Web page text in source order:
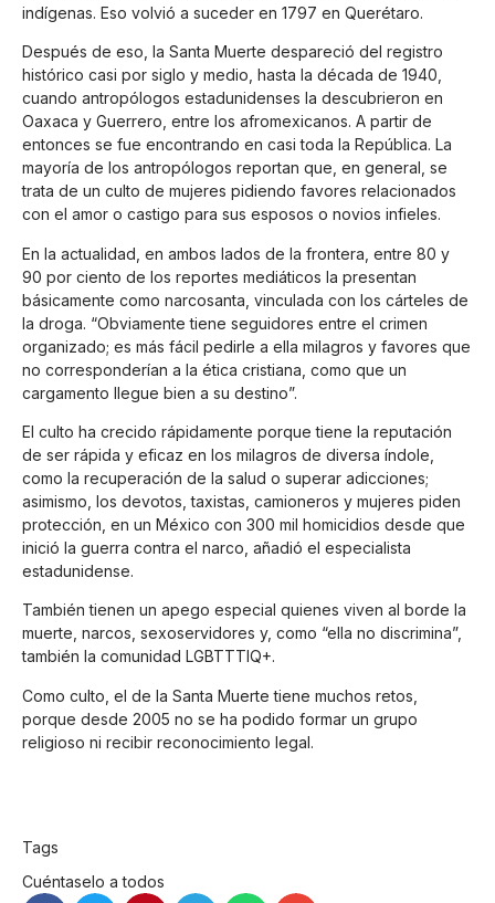
indígenas. Eso volvió a suceder en 1797 en Querétaro.
Después de eso, la Santa Muerte despareció del registro
histórico casi por siglo y medio, hasta la década de 1940,
cuando antropólogos estadunidenses la descubrieron en
Oaxaca y Guerrero, entre los afromexicanos. A partir de
entonces se fue encontrando en casi toda la República. La
mayoría de los antropólogos reportan que, en general, se
trata de un culto de mujeres pidiendo favores relacionados
con el amor o castigo para sus esposos o novios infieles.
En la actualidad, en ambos lados de la frontera, entre 80 y
90 por ciento de los reportes mediáticos la presentan
básicamente como narcosanta, vinculada con los cárteles de
la droga. “Obviamente tiene seguidores entre el crimen
organizado; es más fácil pedirle a ella milagros y favores que
no corresponderían a la ética cristiana, como que un
cargamento llegue bien a su destino”.
El culto ha crecido rápidamente porque tiene la reputación
de ser rápida y eficaz en los milagros de diversa índole,
como la recuperación de la salud o superar adicciones;
asimismo, los devotos, taxistas, camioneros y mujeres piden
protección, en un México con 300 mil homicidios desde que
inició la guerra contra el narco, añadió el especialista
estadunidense.
También tienen un apego especial quienes viven al borde la
muerte, narcos, sexoservidores y, como “ella no discrimina”,
también la comunidad LGBTTTIQ+.
Como culto, el de la Santa Muerte tiene muchos retos,
porque desde 2005 no se ha podido formar un grupo
religioso ni recibir reconocimiento legal.
Tags
Cuéntaselo a todos